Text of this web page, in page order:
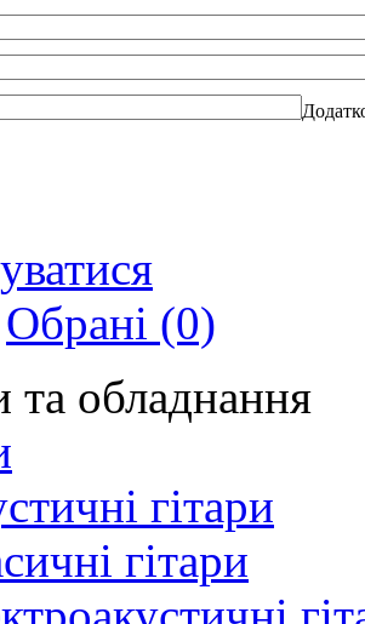
Обрані (0)
та обладнання
гітари
гітари